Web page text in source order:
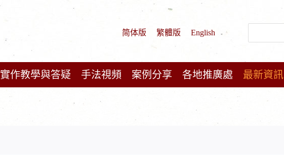
简体版 繁體版 English
實作教學與答疑 手法視頻 案例分享 各地推廣處 最新資訊